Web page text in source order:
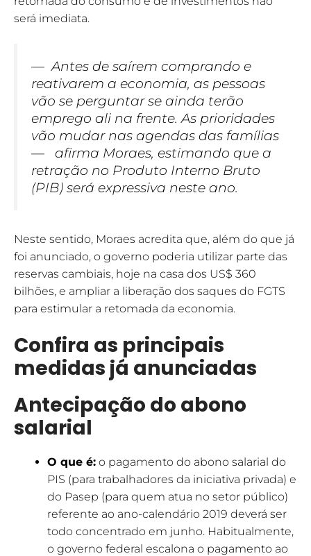
será imediata.
— Antes de saírem comprando e
reativarem a economia, as pessoas
vão se perguntar se ainda terão
emprego ali na frente. As prioridades
vão mudar nas agendas das famílias
— afirma Moraes, estimando que a
retração no Produto Interno Bruto
(PIB) será expressiva neste ano.
Neste sentido, Moraes acredita que, além do que já
foi anunciado, o governo poderia utilizar parte das
reservas cambiais, hoje na casa dos US$ 360
bilhões, e ampliar a liberação dos saques do FGTS
para estimular a retomada da economia.
Confira as principais
medidas já anunciadas
Antecipação do abono
salarial
O que é: o pagamento do abono salarial do
PIS (para trabalhadores da iniciativa privada) e
do Pasep (para quem atua no setor público)
referente ao ano-calendário 2019 deverá ser
todo concentrado em junho. Habitualmente,
o governo federal escalona o pagamento ao